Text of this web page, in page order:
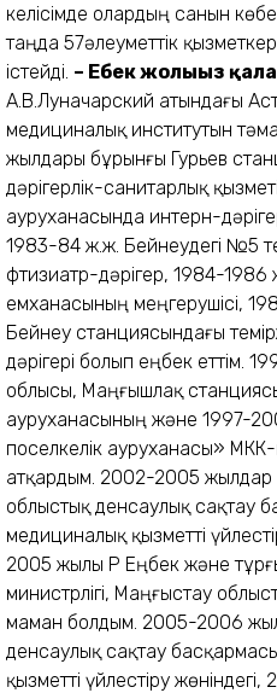
келісімде олардың санын
таңда 57әлеуметтік
істейді. – Еңбек жолыңыз
А.В.Луначарский атындағы
медициналық институтын
жылдары бұрынғы Гурьев
дәрігерлік-санитарлық
ауруханасында интерн-
1983-84 ж.ж. Бейнеудегі №5
фтизиатр-дәрігер, 1984-
емханасының меңгерушісі,
Бейнеу станциясындағы
дәрігері болып еңбек еттім.
облысы, Маңғышлақ
ауруханасының және 1997-
поселкелік ауруханасы» МКК-
атқардым. 2002-2005
облыстық денсаулық сақтау
медициналық қызметті
2005 жылы ҚР Еңбек және
министрлігі, Маңғыстау
маман болдым. 2005-2006
денсаулық сақтау
қызметті үйлестіру